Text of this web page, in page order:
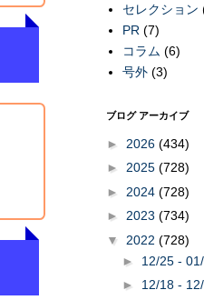
セレクション
PR (7)
コラム (6)
号外 (3)
ブログ アーカイブ
► 2026 (434)
► 2025 (728)
► 2024 (728)
► 2023 (734)
▼ 2022 (728)
► 12/25 -
► 12/18 -